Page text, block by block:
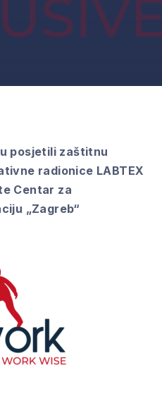
posjetili zaštitnu
radionice LABTEX
Centar za
„Zagreb“